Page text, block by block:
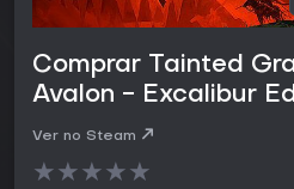
Comprar Tainted
Avalon - Excalibur
Ver no Steam
★★★★★